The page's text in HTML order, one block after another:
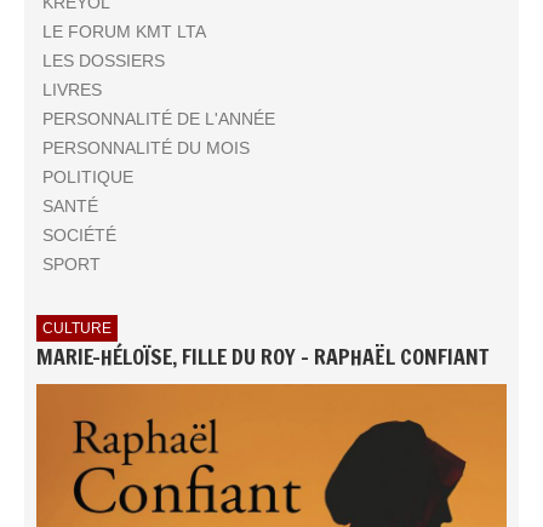
LE FORUM KMT LTA
LES DOSSIERS
LIVRES
PERSONNALITÉ DE L'ANNÉE
PERSONNALITÉ DU MOIS
POLITIQUE
SANTÉ
SOCIÉTÉ
SPORT
CULTURE
MARIE-HÉLOÏSE, FILLE DU ROY - RAPHAËL CONFIANT